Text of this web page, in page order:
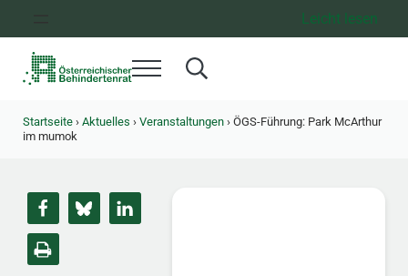
Leicht lesen
Menü Search...
Startseite › Aktuelles › Veranstaltungen ›ÖGS-Führung: Park McArthur
im mumok